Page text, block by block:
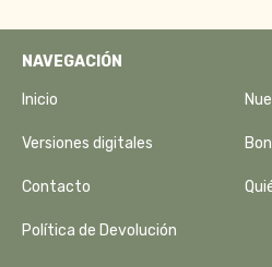
NAVEGACIÓN
Inicio
Versiones digitales
Contacto
Política de Devolución